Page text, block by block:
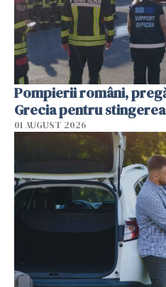
Pompierii români,
Grecia pentru
01 AUGUST 2026